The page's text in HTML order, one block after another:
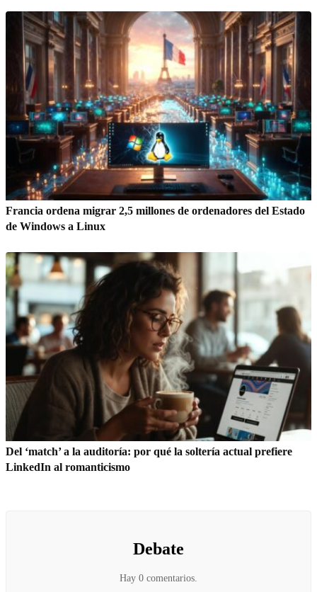
Francia ordena migrar 2,5 millones de ordenadores del Estado
de Windows a Linux
Del ‘match’ a la auditoría: por qué la soltería actual prefiere
LinkedIn al romanticismo
Debate
Hay 0 comentarios.